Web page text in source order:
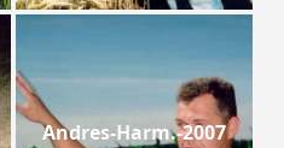
Andres-Harm.-2007